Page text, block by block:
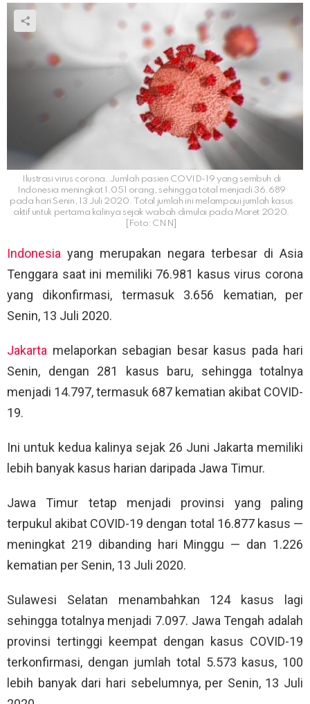
Ilustrasi virus corona. Jumlah pasien COVID-19 yang sembuh di
Indonesia meningkat 1.051 orang, sehingga total menjadi 36.689
pada hari Senin, 13 Juli 2020. Total jumlah ini melampaui jumlah kasus
aktif untuk pertama kalinya sejak wabah dimulai pada Maret 2020.
[Foto: CNN]
Indonesia yang merupakan negara terbesar di Asia
Tenggara saat ini memiliki 76.981 kasus virus corona
yang dikonfirmasi, termasuk 3.656 kematian, per
Senin, 13 Juli 2020.
Jakarta melaporkan sebagian besar kasus pada hari
Senin, dengan 281 kasus baru, sehingga totalnya
menjadi 14.797, termasuk 687 kematian akibat COVID-
19.
Ini untuk kedua kalinya sejak 26 Juni Jakarta memiliki
lebih banyak kasus harian daripada Jawa Timur.
Jawa Timur tetap menjadi provinsi yang paling
terpukul akibat COVID-19 dengan total 16.877 kasus —
meningkat 219 dibanding hari Minggu — dan 1.226
kematian per Senin, 13 Juli 2020.
Sulawesi Selatan menambahkan 124 kasus lagi
sehingga totalnya menjadi 7.097. Jawa Tengah adalah
provinsi tertinggi keempat dengan kasus COVID-19
terkonfirmasi, dengan jumlah total 5.573 kasus, 100
lebih banyak dari hari sebelumnya, per Senin, 13 Juli